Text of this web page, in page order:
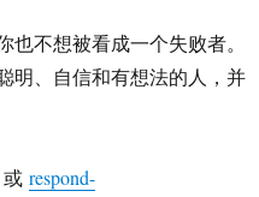
不想被看成一个失败者。
明、自信和有想法的人，并
respond-